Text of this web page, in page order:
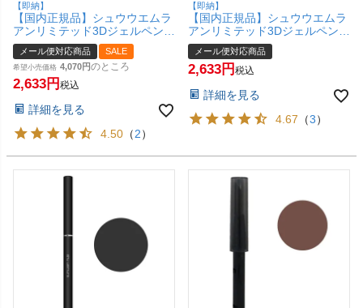
【即納】
【国内正規品】シュウウエムラ
アンリミテッド3Dジェルペンシ
ル Mシールブラウン【アイライ
ナー】【メール便対応商品】
【SBT】
メール便対応商品 SALE
希望小売価格 4,070 のところ
2,633 税込
詳細を見る
4.50 （2）
【即納】
【国内正規品】シュウウエムラ
アンリミテッド3Dジェルペンシ
ル Mダークブラウン【アイライ
ナー】【メール便対応商品】
【SBT】
メール便対応商品
2,633 税込
詳細を見る
4.67 （3）